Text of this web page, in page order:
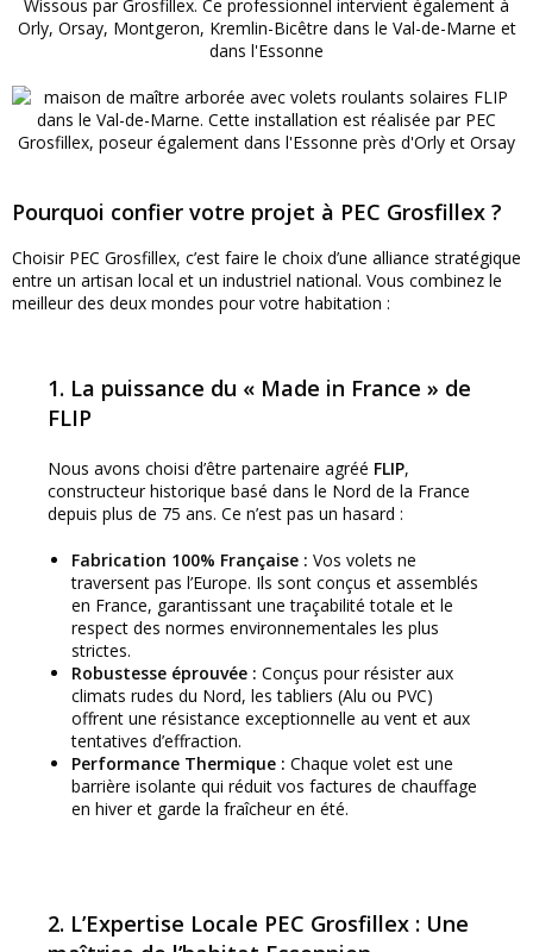
Pourquoi confier votre projet à PEC Grosfillex ?
Choisir PEC Grosfillex, c’est faire le choix d’une alliance stratégique
entre un artisan local et un industriel national. Vous combinez le
meilleur des deux mondes pour votre habitation :
1. La puissance du « Made in France » de
FLIP
Nous avons choisi d’être partenaire agréé FLIP,
constructeur historique basé dans le Nord de la France
depuis plus de 75 ans. Ce n’est pas un hasard :
Fabrication 100% Française : Vos volets ne
traversent pas l’Europe. Ils sont conçus et assemblés
en France, garantissant une traçabilité totale et le
respect des normes environnementales les plus
strictes.
Robustesse éprouvée : Conçus pour résister aux
climats rudes du Nord, les tabliers (Alu ou PVC)
offrent une résistance exceptionnelle au vent et aux
tentatives d’effraction.
Performance Thermique : Chaque volet est une
barrière isolante qui réduit vos factures de chauffage
en hiver et garde la fraîcheur en été.
2. L’Expertise Locale PEC Grosfillex : Une